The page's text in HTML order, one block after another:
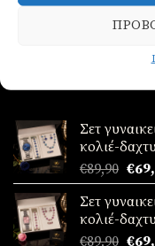
Σετ
κολιέ-
€89,90
was:
€
Σετ
κολιέ-
€89,90 €